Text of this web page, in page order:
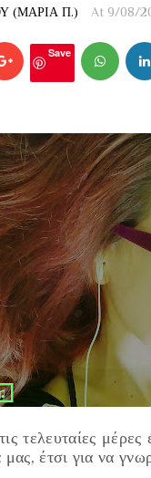
(ΜΑΡΙΑ Π.) At 9/08/
Save
τελευταίες
μας, έτσι για να